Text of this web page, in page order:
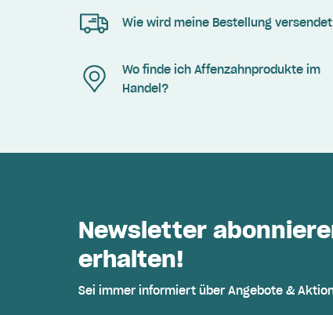
Wie wird meine Bestellung
Wo finde ich Affenzahnprodukte im
Handel?
Newsletter
erhalten!
Sei immer informiert über Angebote &